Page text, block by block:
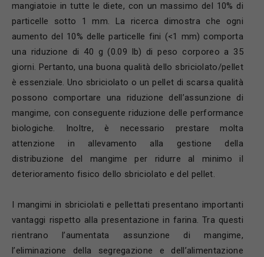
mangiatoie in tutte le diete, con un massimo del 10% di
particelle sotto 1 mm. La ricerca dimostra che ogni
aumento del 10% delle particelle fini (<1 mm) comporta
una riduzione di 40 g (0.09 lb) di peso corporeo a 35
giorni. Pertanto, una buona qualità dello sbriciolato/pellet
è essenziale. Uno sbriciolato o un pellet di scarsa qualità
possono comportare una riduzione dell’assunzione di
mangime, con conseguente riduzione delle performance
biologiche. Inoltre, è necessario prestare molta
attenzione in allevamento alla gestione della
distribuzione del mangime per ridurre al minimo il
deterioramento fisico dello sbriciolato e del pellet.
I mangimi in sbriciolati e pellettati presentano importanti
vantaggi rispetto alla presentazione in farina. Tra questi
rientrano l’aumentata assunzione di mangime,
l’eliminazione della segregazione e dell’alimentazione